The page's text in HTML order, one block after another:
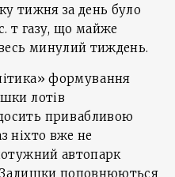
тижня за день було
т газу, що майже
минулий тиждень.
формування
лотів
привабливою
ніхто вже не
автопарк
Залишки поповнюються